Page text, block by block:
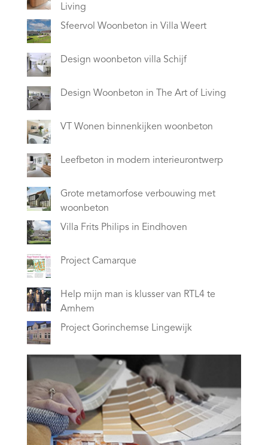
Living
Sfeervol Woonbeton in Villa Weert
Design woonbeton villa Schijf
Design Woonbeton in The Art of Living
VT Wonen binnenkijken woonbeton
Leefbeton in modern interieurontwerp
Grote metamorfose verbouwing met
woonbeton
Villa Frits Philips in Eindhoven
Project Camarque
Help mijn man is klusser van RTL4 te
Arnhem
Project Gorinchemse Lingewijk